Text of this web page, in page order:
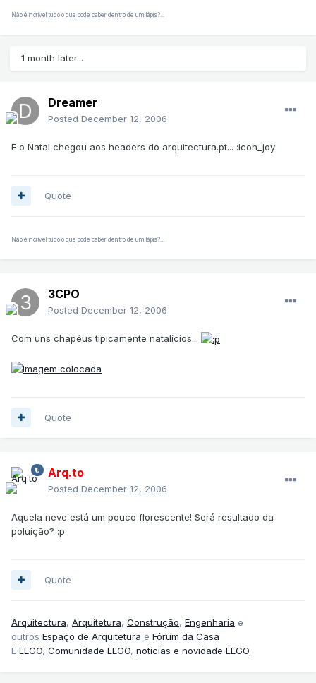
Não é incrível tudo o que pode caber dentro de um lápis?...
1 month later...
Dreamer
Posted December 12, 2006
E o Natal chegou aos headers do arquitectura.pt... :icon_joy:
Quote
Não é incrível tudo o que pode caber dentro de um lápis?...
3CPO
Posted December 12, 2006
Com uns chapéus tipicamente natalícios...
Quote
Arq.to
Posted December 12, 2006
Aquela neve está um pouco florescente! Será resultado da
poluição? :p
Quote
Arquitectura, Arquitetura, Construção, Engenharia e
outros Espaço de Arquitetura e Fórum da Casa
E LEGO, Comunidade LEGO, notícias e novidade LEGO